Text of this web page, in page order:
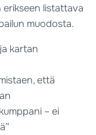
listattava
muodosta.
kartan
että
– ei